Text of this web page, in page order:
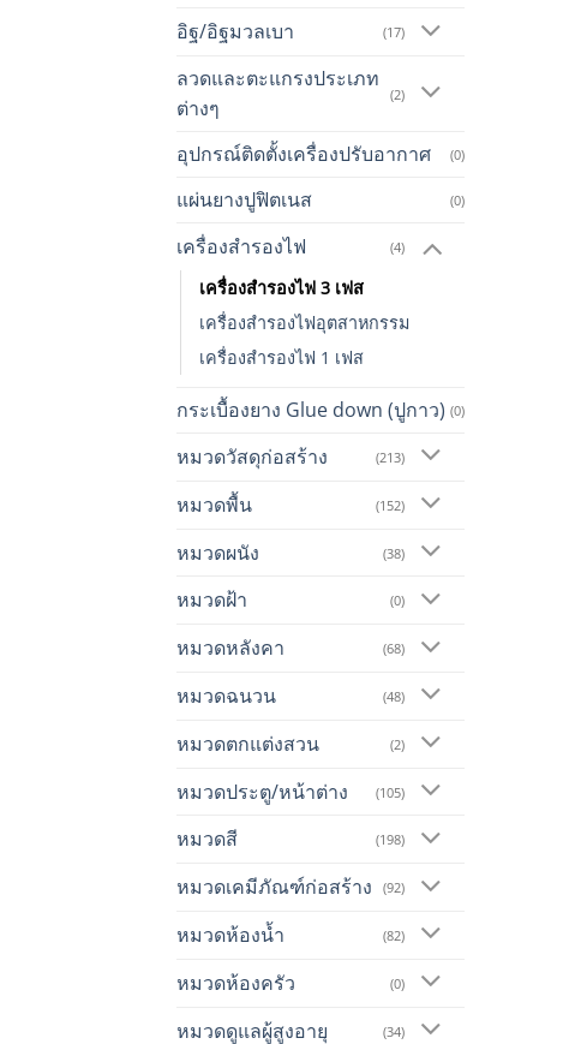
อิฐ/อิฐมวลเบา (17)
ลวดและตะแกรงประเภท
ต่างๆ
(2)
อุปกรณ์ติดตั้งเครื่องปรับอากาศ (0)
แผ่นยางปูฟิตเนส (0)
เครื่องสำรองไฟ (4)
เครื่องสำรองไฟ 3 เฟส
เครื่องสำรองไฟอุตสาหกรรม
เครื่องสำรองไฟ 1 เฟส
กระเบื้องยาง Glue down (ปูกาว) (0)
หมวดวัสดุก่อสร้าง (213)
หมวดพื้น (152)
หมวดผนัง (38)
หมวดฝ้า (0)
หมวดหลังคา (68)
หมวดฉนวน (48)
หมวดตกแต่งสวน (2)
หมวดประตู/หน้าต่าง (105)
หมวดสี (198)
หมวดเคมีภัณฑ์ก่อสร้าง (92)
หมวดห้องน้ำ (82)
หมวดห้องครัว (0)
หมวดดูแลผู้สูงอายุ (34)